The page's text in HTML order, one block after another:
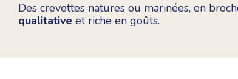
Des crevettes natures ou marinées, en
qualitative et riche en goûts.